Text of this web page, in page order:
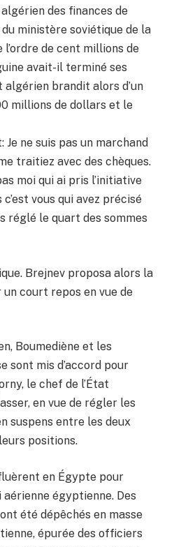
des finances de
ministère soviétique de la
de cent millions de
avait-il terminé ses
brandit alors d’un
millions de dollars et le
Je ne suis pas un marchand
traitiez avec des chèques.
moi qui ai pris l’initiative
vous qui avez précisé
réglé le quart des sommes
Brejnev proposa alors la
court repos en vue de
Boumediène et les
sont mis d’accord pour
le chef de l’État
en vue de régler les
suspens entre les deux
positions.
en Égypte pour
égyptienne. Des
été dépêchés en masse
épurée des officiers